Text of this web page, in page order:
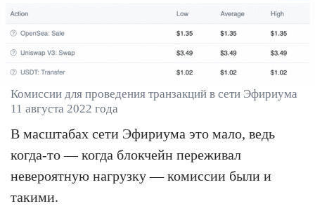
Комиссии для проведения транзакций в сети Эфириума
11 августа 2022 года
В масштабах сети Эфириума это мало, ведь
когда-то — когда блокчейн переживал
невероятную нагрузку — комиссии были и
такими.